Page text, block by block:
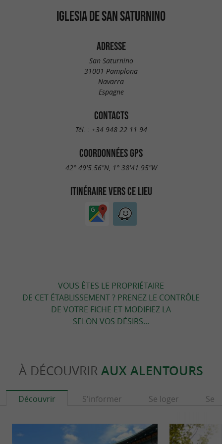
IGLESIA DE SAN SATURNINO
ADRESSE
San Saturnino
31001 Pamplona
Navarra
Espagne
CONTACTS
Tél. : +34 948 22 11 94
COORDONNÉES GPS
42° 49'5.56"N, 1° 38'41.95"W
ITINÉRAIRE VERS CE LIEU
VOUS ÊTES LE PROPRIÉTAIRE
DE CET ÉTABLISSEMENT ? PRENEZ LE CONTRÔLE
DE VOTRE FICHE ET MODIFIEZ LA
SELON VOS DÉSIRS...
À DÉCOUVRIR AUX ALENTOURS
Découvrir S'informer Se loger Se